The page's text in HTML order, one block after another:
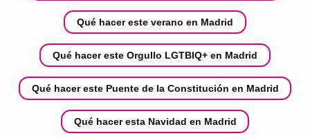
Qué hacer este verano en Madrid
Qué hacer este Orgullo LGTBIQ+ en Madrid
Qué hacer este Puente de la Constitución en Madrid
Qué hacer esta Navidad en Madrid